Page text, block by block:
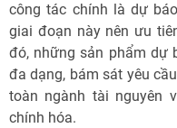
công tác chính là dự
giai đoạn này nên ưu
đó, những sản phẩm dự
đa dạng, bám sát yêu
toàn ngành tài nguyên
chính hóa.